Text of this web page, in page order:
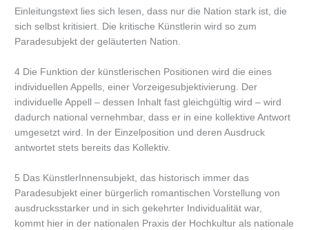
Einleitungstext lies sich lesen, dass nur die Nation stark ist, die
sich selbst kritisiert. Die kritische Künstlerin wird so zum
Paradesubjekt der geläuterten Nation.
4 Die Funktion der künstlerischen Positionen wird die eines
individuellen Appells, einer Vorzeigesubjektivierung. Der
individuelle Appell – dessen Inhalt fast gleichgültig wird – wird
dadurch national vernehmbar, dass er in eine kollektive Antwort
umgesetzt wird. In der Einzelposition und deren Ausdruck
antwortet stets bereits das Kollektiv.
5 Das KünstlerInnensubjekt, das historisch immer das
Paradesubjekt einer bürgerlich romantischen Vorstellung von
ausdrucksstarker und in sich gekehrter Individualität war,
kommt hier in der nationalen Praxis der Hochkultur als nationale